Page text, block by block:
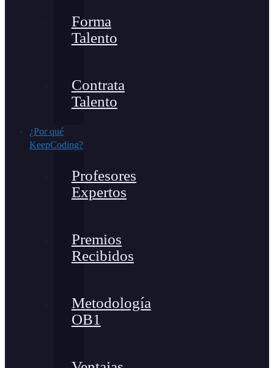
Forma
Talento
Contrata
Talento
¿Por qué
KeepCoding?
Profesores
Expertos
Premios
Recibidos
Metodología
OB1